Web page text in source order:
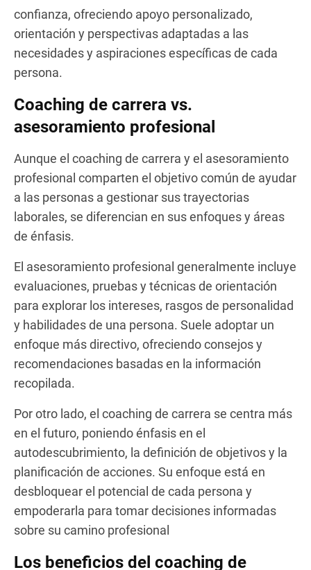
confianza, ofreciendo apoyo personalizado,
orientación y perspectivas adaptadas a las
necesidades y aspiraciones específicas de cada
persona.
Coaching de carrera vs.
asesoramiento profesional
Aunque el coaching de carrera y el asesoramiento
profesional comparten el objetivo común de ayudar
a las personas a gestionar sus trayectorias
laborales, se diferencian en sus enfoques y áreas
de énfasis.
El asesoramiento profesional generalmente incluye
evaluaciones, pruebas y técnicas de orientación
para explorar los intereses, rasgos de personalidad
y habilidades de una persona. Suele adoptar un
enfoque más directivo, ofreciendo consejos y
recomendaciones basadas en la información
recopilada.
Por otro lado, el coaching de carrera se centra más
en el futuro, poniendo énfasis en el
autodescubrimiento, la definición de objetivos y la
planificación de acciones. Su enfoque está en
desbloquear el potencial de cada persona y
empoderarla para tomar decisiones informadas
sobre su camino profesional
Los beneficios del coaching de